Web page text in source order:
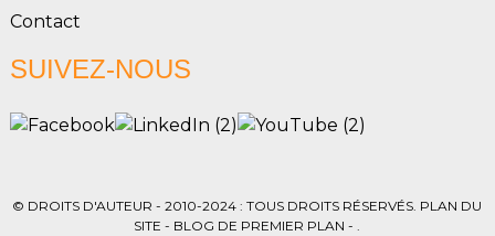
Contact
SUIVEZ-NOUS
© DROITS D'AUTEUR - 2010-2024 : TOUS DROITS RÉSERVÉS. PLAN DU
SITE - BLOG DE PREMIER PLAN- .